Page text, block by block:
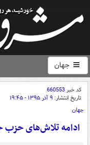
جهان
کد خبر660553
تاریخ انتشار: ۹ آذر ۱۳۹۵ - ۱۹:۴۵
جهان
ادامه تلاش‌های حزب